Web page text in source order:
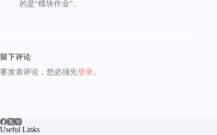
的是“模块作业”。
留下评论
要发表评论，您必须先登录。
Useful Links